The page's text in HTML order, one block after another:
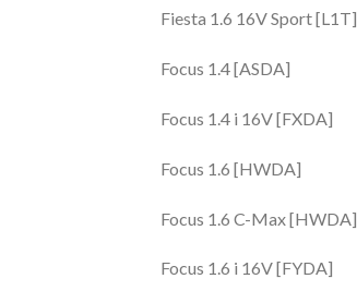
Fiesta 1.6 16V Sport [L1T]
Focus 1.4 [ASDA]
Focus 1.4 i 16V [FXDA]
Focus 1.6 [HWDA]
Focus 1.6 C-Max [HWDA]
Focus 1.6 i 16V [FYDA]